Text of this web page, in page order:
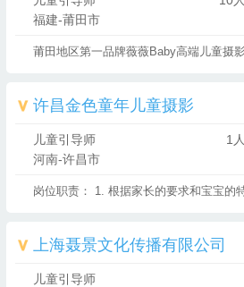
福建-莆田市
许昌金色童年儿童摄影
儿童引导师 1人
河南-许昌市
上海聂景文化传播有限公司
儿童引导师